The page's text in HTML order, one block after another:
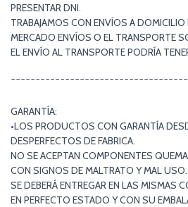
PRESENTAR DNI.
TRABAJAMOS CON ENVÍOS A DOMICILIO
MERCADO ENVÍOS O EL TRANSPORTE
EL ENVÍO AL TRANSPORTE PODRÍA
GARANTÍA:
•LOS PRODUCTOS CON GARANTÍA
DESPERFECTOS DE FABRICA.
NO SE ACEPTAN COMPONENTES
CON SIGNOS DE MALTRATO Y MAL USO.
SE DEBERÁ ENTREGAR EN LAS MISMAS
EN PERFECTO ESTADO Y CON SU